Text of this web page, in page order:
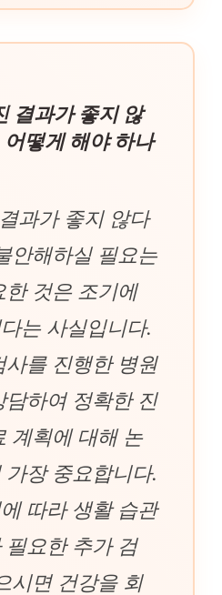
결과가 좋지 않
떻게 해야 하나
과가 좋지 않다
안해하실 필요는
한 것은 조기에
는 사실입니다.
사를 진행한 병원
담하여 정확한 진
계획에 대해 논
장 중요합니다.
따라 생활 습관
필요한 추가 검
시면 건강을 회